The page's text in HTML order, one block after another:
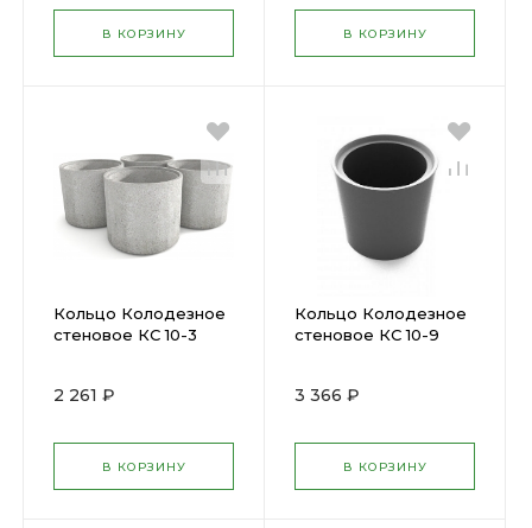
В КОРЗИНУ В КОРЗИНУ
Кольцо Колодезное
стеновое КС 10-3
толщ. 8 см, 200 кг
2 261 ₽
В КОРЗИНУ
Кольцо Колодезное
стеновое КС 10-9
толщ 8 см, 600 кг
3 366 ₽
В КОРЗИНУ